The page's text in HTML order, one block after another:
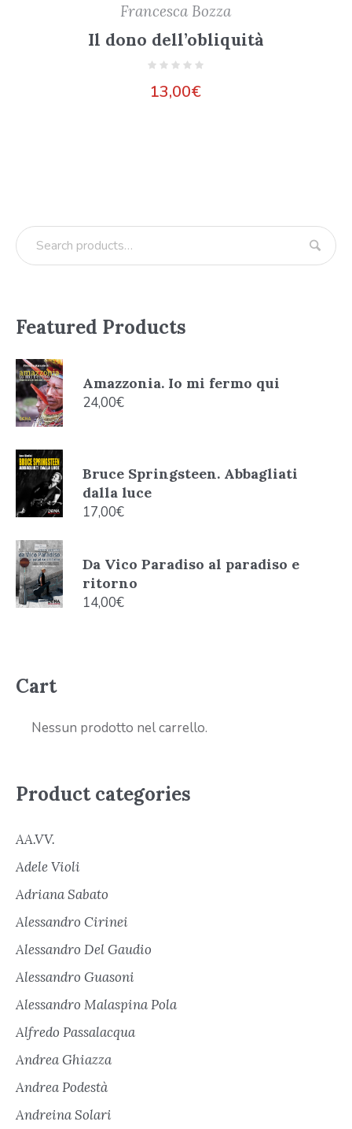
Francesca Bozza
Il dono dell’obliquità
13,00€
Featured Products
Amazzonia. Io mi fermo qui
24,00€
Bruce Springsteen. Abbagliati
dalla luce
17,00€
Da Vico Paradiso al paradiso e
ritorno
14,00€
Cart
Nessun prodotto nel carrello.
Product categories
AA.VV.
Adele Violi
Adriana Sabato
Alessandro Cirinei
Alessandro Del Gaudio
Alessandro Guasoni
Alessandro Malaspina Pola
Alfredo Passalacqua
Andrea Ghiazza
Andrea Podestà
Andreina Solari